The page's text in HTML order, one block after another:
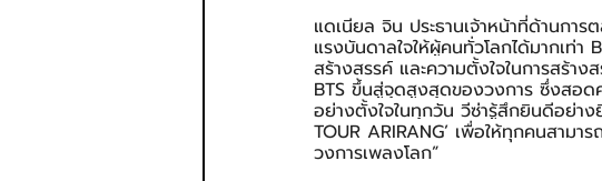
แดเนียล จิน ประธานเจ้าหน้าที่ด้านกา
แรงบันดาลใจให้ผู้คนทั่วโลกได้มากเท่
สร้างสรรค์ และความตั้งใจในการสร้
BTS ขึ้นสู่จุดสูงสุดของวงการ ซึ่งสอด
อย่างตั้งใจในทุกวัน วีซ่ารู้สึกยินดีอย่าง
TOUR ARIRANG’ เพื่อให้ทุกคนสาม
วงการเพลงโลก”